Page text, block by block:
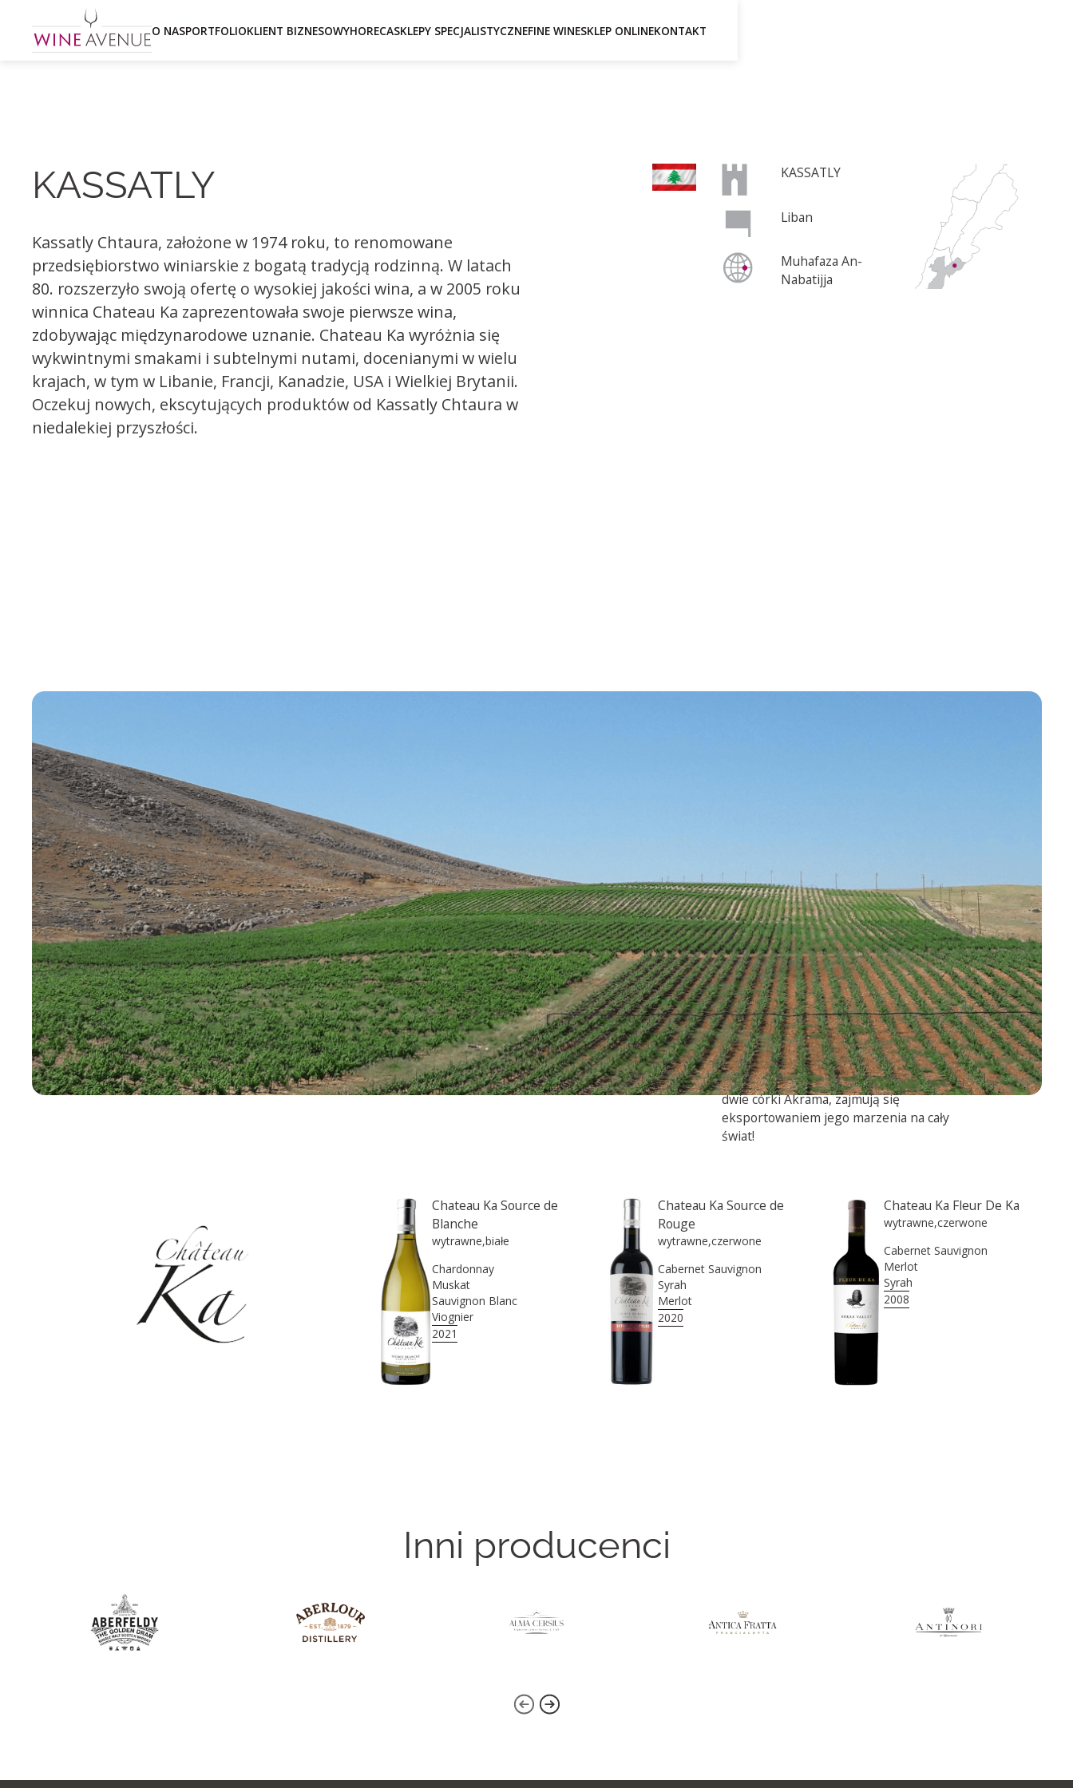
O NASPORTFOLIOKLIENT BIZNESOWYHORECASKLEPY SPECJALISTYCZNEFINE WINESKLEP ONLINEKONTAKT
KASSATLY
Kassatly Chtaura, założone w 1974 roku, to renomowane
przedsiębiorstwo winiarskie z bogatą tradycją rodzinną. W latach
80. rozszerzyło swoją ofertę o wysokiej jakości wina, a w 2005 roku
winnica Chateau Ka zaprezentowała swoje pierwsze wina,
zdobywając międzynarodowe uznanie. Chateau Ka wyróżnia się
wykwintnymi smakami i subtelnymi nutami, docenianymi w wielu
krajach, w tym w Libanie, Francji, Kanadzie, USA i Wielkiej Brytanii.
Oczekuj nowych, ekscytujących produktów od Kassatly Chtaura w
niedalekiej przyszłości.
KASSATLY
Liban
Muhafaza An-
Nabatijja
KASSATLY
W starożytnej cywilizacji egipskiej „Ka”
oznaczało „duszę starożytnego Boga lub
Człowieka”.
Historia winnicy Kassalty jest
odzwierciedleniem tej
staroegipskiejprawdy. Nicolas Kassatly
założył winnicę pod nazwą St. Nicolas w
1919 roku. Natomiast jego syn Akram
marzył o produkowaniu win pod marką
Kassalty.
Z wyróżnieniem ukończył studia winiarskie
w Dijon we Francji, ale z powodu wojny
domowej w Libanie, dopiero w 2005 roku
udało mu się zrealizowaćmarzenie o własnej
winiarni. Zakupił około 70 hektarów ziemi w
Baalbek i wybudował nowoczesną winiarnię.
Obecnie produkcja Château Ka,wynosi
ponad 250 tysięcy butelek a Reem i Ghida,
dwie córki Akrama, zajmują się
eksportowaniem jego marzenia na cały
świat!
Chateau Ka Source de
Blanche
wytrawne,białe
Chardonnay
Muskat
Sauvignon Blanc
Viognier
2021
Chateau Ka Source de
Rouge
wytrawne,czerwone
Cabernet Sauvignon
Syrah
Merlot
2020
Chateau Ka Fleur De Ka
wytrawne,czerwone
Cabernet Sauvignon
Merlot
Syrah
2008
Inni producenci